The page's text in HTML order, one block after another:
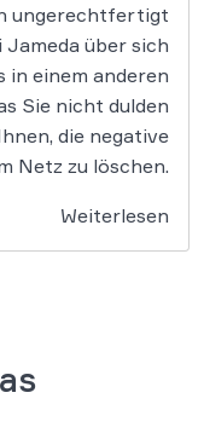
ungerechtfertigt
über sich
in einem anderen
Sie nicht dulden
die negative
Netz zu löschen.
Weiterlesen